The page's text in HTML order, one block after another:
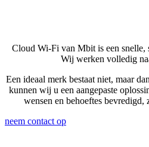
Cloud Wi-Fi van Mbit is een snelle,
Wij werken volledig
Een ideaal merk bestaat niet, maar
kunnen wij u een aangepaste
wensen en behoeftes
neem contact op